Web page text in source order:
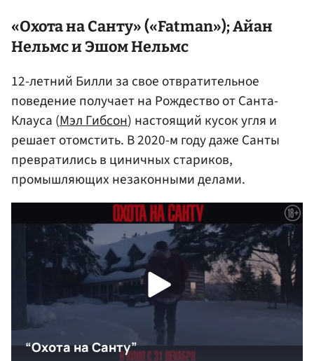
«Охота на Санту» («Fatman»); Айан
Нельмс и Эшом Нельмс
12-летний Билли за свое отвратительное
поведение получает на Рождество от Санта-
Клауса (Мэл Гибсон) настоящий кусок угля и
решает отомстить. В 2020-м году даже Санты
превратились в циничных стариков,
промышляющих незаконными делами.